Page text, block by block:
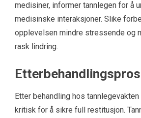
medisiner, informer tannlegen for å
medisinske interaksjoner. Slike
opplevelsen mindre stressende og
rask lindring.
Etter behandling hos
kritisk for å sikre full restitusjon.